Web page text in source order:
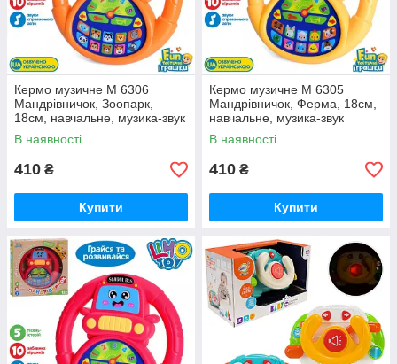
Кермо музичне M 6306
Мандрівничок, Зоопарк,
18см, навчальне, музика-звук
(українська), 5 пісень, вірші
В наявності
410 ₴
Купити
Кермо музичне M 6305
Мандрівничок, Ферма, 18см,
навчальне, музика-звук
(українська), 5 пісень, вірші
В наявності
410 ₴
Купити